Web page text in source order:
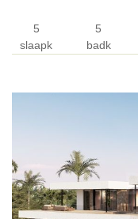
5
slaapk
5
badk